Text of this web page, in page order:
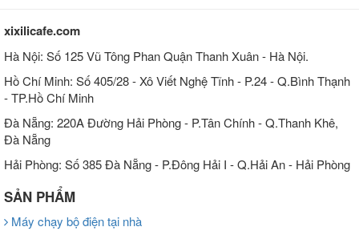
Trọng lượng sản
phẩm
Màn hình cảm ứng
LCD hiển thị
7 inch, đo tốc độ, thời gian, khoảng cách,
Chương trình tập
Đệm chống xóc 6 điểm đệm đàn hổi
Nghe nhạc MP3
Có
xixilicafe.com
Hà Nội: Số 125 Vũ Tông Phan Quận Thanh Xuân - Hà Nội.
Hồ Chí Minh: Số 405/28 - Xô Viết Nghệ Tĩnh - P.24 - Q.Bình Thạnh
- TP.Hồ Chí Minh
Đà Nẵng: 220A Đường Hải Phòng - P.Tân Chính - Q.Thanh Khê,
Đà Nẵng
Hải Phòng: Số 385 Đà Nẵng - P.Đông Hải I - Q.Hải An - Hải Phòng
SẢN PHẨM
Máy chạy bộ điện tại nhà